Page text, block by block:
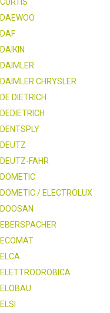
DAEWOO
DAF
DAIKIN
DAIMLER
DAIMLER CHRYSLER
DE DIETRICH
DEDIETRICH
DENTSPLY
DEUTZ
DEUTZ-FAHR
DOMETIC
DOMETIC / ELECTROLUX
DOOSAN
EBERSPACHER
ECOMAT
ELCA
ELETTROOROBICA
ELOBAU
ELSI